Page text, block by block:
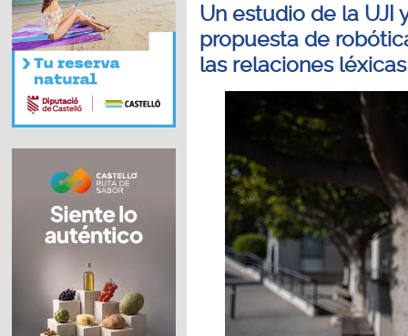
Un estudio de la UJI
propuesta de
las relaciones